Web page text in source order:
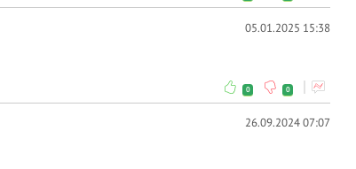
05.01.2025 15:38
0 0
26.09.2024 07:07